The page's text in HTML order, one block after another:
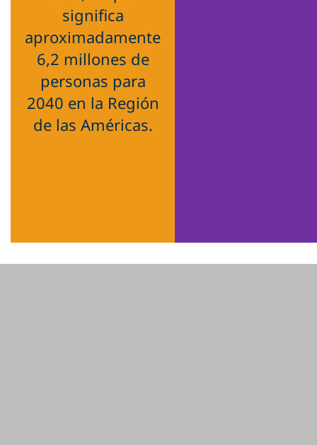
significa
aproximadamente
6,2 millones de
personas para
2040 en la Región
de las Américas.